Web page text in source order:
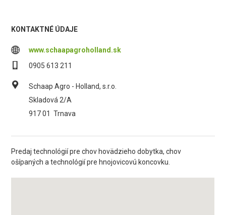
KONTAKTNÉ ÚDAJE
www.schaapagroholland.sk
0905 613 211
Schaap Agro - Holland, s.r.o.
Skladová 2/A
917 01 Trnava
Predaj technológií pre chov hovädzieho dobytka, chov
ošípaných a technológií pre hnojovicovú koncovku.